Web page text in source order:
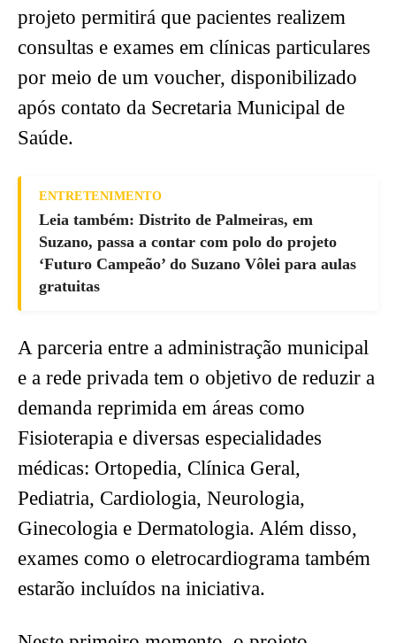
projeto permitirá que pacientes realizem
consultas e exames em clínicas particulares
por meio de um voucher, disponibilizado
após contato da Secretaria Municipal de
Saúde.
ENTRETENIMENTO
Leia também: Distrito de Palmeiras, em
Suzano, passa a contar com polo do projeto
‘Futuro Campeão’ do Suzano Vôlei para aulas
gratuitas
A parceria entre a administração municipal
e a rede privada tem o objetivo de reduzir a
demanda reprimida em áreas como
Fisioterapia e diversas especialidades
médicas: Ortopedia, Clínica Geral,
Pediatria, Cardiologia, Neurologia,
Ginecologia e Dermatologia. Além disso,
exames como o eletrocardiograma também
estarão incluídos na iniciativa.